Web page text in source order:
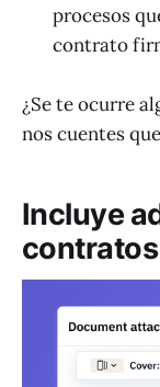
procesos
contrato
¿Se te ocurre
nos cuentes
Incluye
contratos